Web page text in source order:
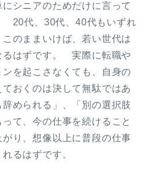
シニアのためだけに言って
20代、30代、40代もいずれ
のままいけば、若い世代は
るはずです。 実際に転職や
を起こさなくても、自身の
おくのは決して無駄ではあ
められる」、「別の選択肢
て、今の仕事を続けること
り、想像以上に普段の仕事
れるはずです。